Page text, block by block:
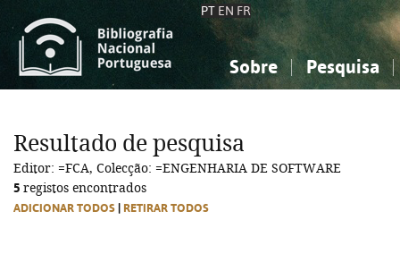
PT EN FR
Sobre Pesquisa
Ciências sociais...
Ciências sociais...
Resultado de pesquisa
Editor: =FCA, Colecção: =ENGENHARIA DE SOFTWARE
5 registos encontrados
ADICIONAR TODOS RETIRAR TODOS